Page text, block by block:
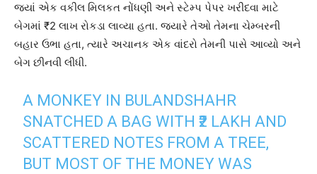
જ્યાં એક વકીલ મિલકત નોંધણી અને સ્ટેમ્પ પેપર ખરીદવા માટે
બેગમાં ₹2 લાખ રોકડા લાવ્યા હતા. જ્યારે તેઓ તેમના ચેમ્બરની
બહાર ઉભા હતા, ત્યારે અચાનક એક વાંદરો તેમની પાસે આવ્યો અને
બેગ છીનવી લીધી.
A MONKEY IN BULANDSHAHR
SNATCHED A BAG WITH ₹2 LAKH AND
SCATTERED NOTES FROM A TREE,
BUT MOST OF THE MONEY WAS